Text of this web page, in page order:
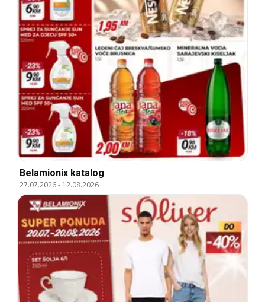
Belamionix katalog
27.07.2026- 12.08.2026